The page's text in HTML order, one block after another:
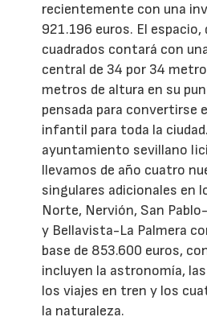
recientemente con una
921.196 euros. El
cuadrados contará con
central de 34 por 34
metros de altura en su
pensada para convertirse
infantil para toda la
ayuntamiento sevillano
llevamos de año cuatro
singulares adicionales en
Norte, Nervión, San
y Bellavista-La Palmera
base de 853.600 euros,
incluyen la astronomía,
los viajes en tren y los
la naturaleza.